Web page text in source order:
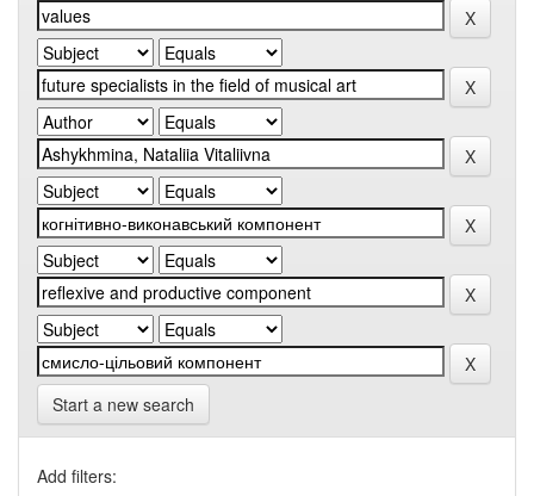
Start a new search
Add filters: